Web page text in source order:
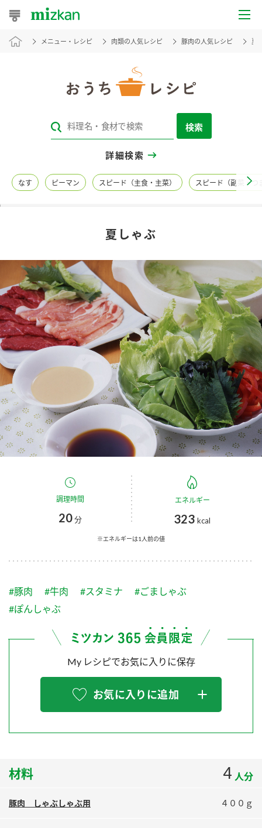
おうちレシピ
レシピカテゴリ一覧
レシピ名特集
商品カテゴリ
酢 調味酢
ぽん酢
みりん風・料理酒 鍋用調味料
つゆ たれ
スープ 中華
ふりかけ おすしの素
炊き込みご飯の素 米飯用調味液
Fibee
新商品一覧
キャンペーン情報
ブランド・スペシャルサイト
ブランド・スペシャルサイト トップ
商品ブランドサイト
Fibee（ファイビー）
くらしプラ酢
お酢ドリンク
つゆ
鍋なび
納豆のサイト
三ツ判山吹
スペシャルサイト
お酢を知ろう！
すしラボ
納豆の豆知識
企業情報
国内事業概要
企業理念
ミツカンの歴史
ミツカンを知る
環境への取り組み
MIM（ミツカンミュージアム）
お客様相談センター
お客様の声をいかしました
販売終了製品のご案内
よくあるご質問
ミツカン公式通販
メニュー・レシピ 肉類の人気レシピ 豚肉の人気レシピ 夏
検索
詳細検索
なす ピーマン スピード（主食・主菜） スピード（副菜・つ
夏しゃぶ
調理時間
20分
エネルギー
323 kcal
※エネルギーは1人前の値
#豚肉 #牛肉 #スタミナ
#ごましゃぶ
#ぽんしゃぶ
My レシピでお気に入りに保存
お気に入りに追加
材料 4 人分
豚肉 しゃぶしゃぶ用 ４００ｇ